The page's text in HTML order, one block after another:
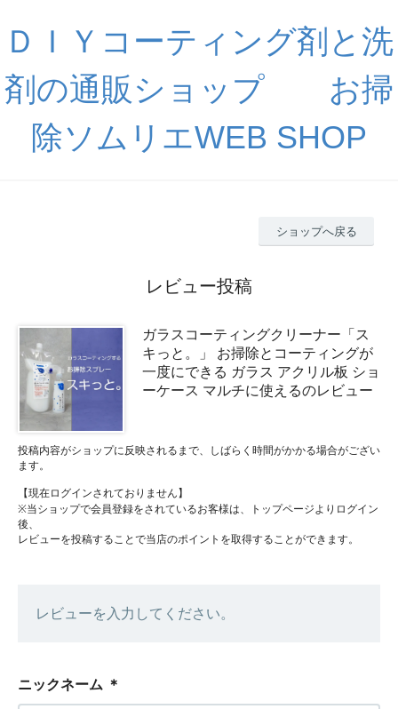
ＤＩＹコーティング剤と洗
剤の通販ショップ お掃
除ソムリエWEB SHOP
ショップへ戻る
レビュー投稿
ガラスコーティングクリーナー「ス
キっと。」 お掃除とコーティングが
一度にできる ガラス アクリル板 ショ
ーケース マルチに使えるのレビュー
投稿内容がショップに反映されるまで、しばらく時間がかかる場合がござい
ます。
【現在ログインされておりません】
※当ショップで会員登録をされているお客様は、トップページよりログイン
後、
レビューを投稿することで当店のポイントを取得することができます。
レビューを入力してください。
ニックネーム ＊